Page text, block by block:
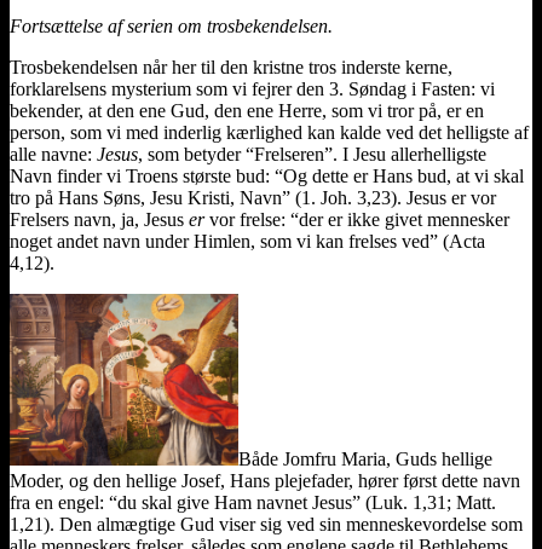
Fortsættelse af serien om trosbekendelsen.
Trosbekendelsen når her til den kristne tros inderste kerne,
forklarelsens mysterium som vi fejrer den 3. Søndag i Fasten: vi
bekender, at den ene Gud, den ene Herre, som vi tror på, er en
person, som vi med inderlig kærlighed kan kalde ved det helligste af
alle navne: Jesus, som betyder “Frelseren”. I Jesu allerhelligste
Navn finder vi Troens største bud: “Og dette er Hans bud, at vi skal
tro på Hans Søns, Jesu Kristi, Navn” (1. Joh. 3,23). Jesus er vor
Frelsers navn, ja, Jesus ervor frelse: “der er ikke givet mennesker
noget andet navn under Himlen, som vi kan frelses ved” (Acta
4,12).
Både Jomfru Maria, Guds hellige
Moder, og den hellige Josef, Hans plejefader, hører først dette navn
fra en engel: “du skal give Ham navnet Jesus” (Luk. 1,31; Matt.
1,21). Den almægtige Gud viser sig ved sin menneskevordelse som